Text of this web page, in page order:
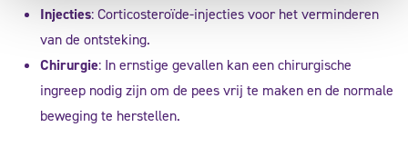
Injecties: Corticosteroïde-injecties voor het verminderen
van de ontsteking.
Chirurgie: In ernstige gevallen kan een chirurgische
ingreep nodig zijn om de pees vrij te maken en de normale
beweging te herstellen.